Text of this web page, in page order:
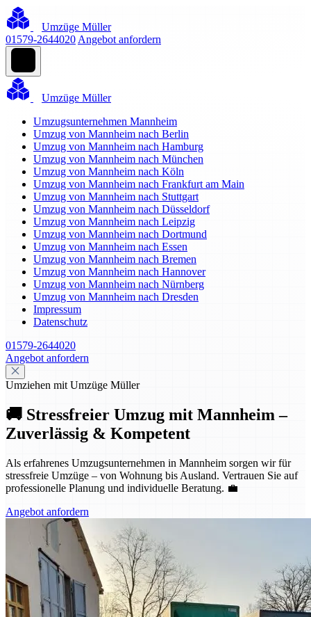
Umzüge Müller
01579-2644020 Angebot anfordern
Umzüge Müller
Umzugsunternehmen Mannheim
Umzug von Mannheim nach Berlin
Umzug von Mannheim nach Hamburg
Umzug von Mannheim nach München
Umzug von Mannheim nach Köln
Umzug von Mannheim nach Frankfurt am Main
Umzug von Mannheim nach Stuttgart
Umzug von Mannheim nach Düsseldorf
Umzug von Mannheim nach Leipzig
Umzug von Mannheim nach Dortmund
Umzug von Mannheim nach Essen
Umzug von Mannheim nach Bremen
Umzug von Mannheim nach Hannover
Umzug von Mannheim nach Nürnberg
Umzug von Mannheim nach Dresden
Impressum
Datenschutz
01579-2644020
Angebot anfordern
Umziehen mit Umzüge Müller
🚚 Stressfreier Umzug mit Mannheim –
Zuverlässig & Kompetent
Als erfahrenes Umzugsunternehmen in Mannheim sorgen wir für
stressfreie Umzüge – von Wohnung bis Ausland. Vertrauen Sie auf
professionelle Planung und individuelle Beratung. 💼
Angebot anfordern